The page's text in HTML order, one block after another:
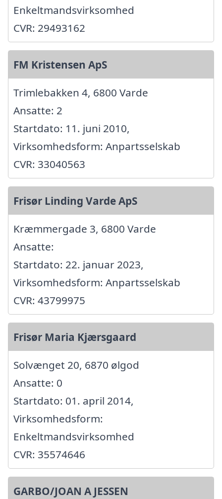
Enkeltmandsvirksomhed
CVR: 29493162
FM Kristensen ApS
Trimlebakken 4, 6800 Varde
Ansatte: 2
Startdato: 11. juni 2010,
Virksomhedsform: Anpartsselskab
CVR: 33040563
Frisør Linding Varde ApS
Kræmmergade 3, 6800 Varde
Ansatte:
Startdato: 22. januar 2023,
Virksomhedsform: Anpartsselskab
CVR: 43799975
Frisør Maria Kjærsgaard
Solvænget 20, 6870 ølgod
Ansatte: 0
Startdato: 01. april 2014,
Virksomhedsform:
Enkeltmandsvirksomhed
CVR: 35574646
GARBO/JOAN A JESSEN